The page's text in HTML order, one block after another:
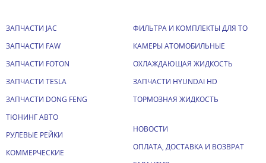
ЗАПЧАСТИ JAC
ЗАПЧАСТИ FAW
ЗАПЧАСТИ FOTON
ЗАПЧАСТИ TESLA
ЗАПЧАСТИ DONG FENG
ТЮНИНГ АВТО
РУЛЕВЫЕ РЕЙКИ
КОММЕРЧЕСКИЕ
ФИЛЬТРА И КОМПЛЕКТЫ ДЛЯ ТО
КАМЕРЫ АТОМОБИЛЬНЫЕ
ОХЛАЖДАЮЩАЯ ЖИДКОСТЬ
ЗАПЧАСТИ HYUNDAI HD
ТОРМОЗНАЯ ЖИДКОСТЬ
НОВОСТИ
ОПЛАТА, ДОСТАВКА И ВОЗВРАТ